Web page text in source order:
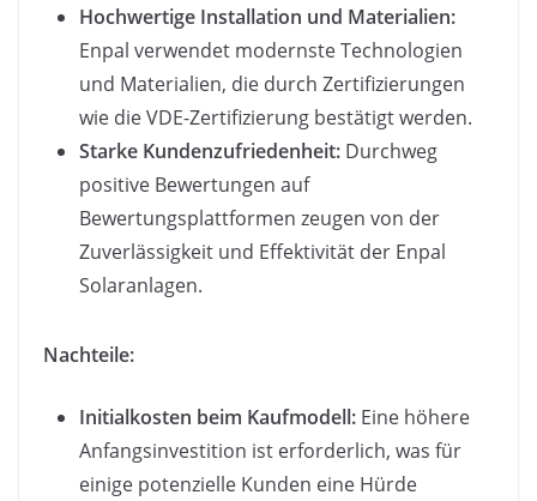
Hochwertige Installation und Materialien:
Enpal verwendet modernste Technologien
und Materialien, die durch Zertifizierungen
wie die VDE-Zertifizierung bestätigt werden.
Starke Kundenzufriedenheit: Durchweg
positive Bewertungen auf
Bewertungsplattformen zeugen von der
Zuverlässigkeit und Effektivität der Enpal
Solaranlagen.
Nachteile:
Initialkosten beim Kaufmodell: Eine höhere
Anfangsinvestition ist erforderlich, was für
einige potenzielle Kunden eine Hürde